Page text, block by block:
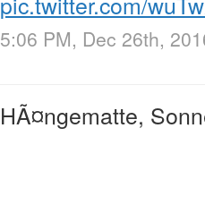
5:06 PM, Dec 26th,
HÃ¤ngematte,